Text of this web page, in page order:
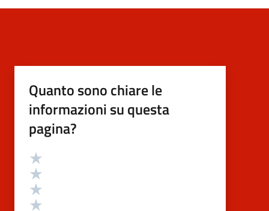
Quanto sono chiare le
informazioni su questa
pagina?
Valutazione